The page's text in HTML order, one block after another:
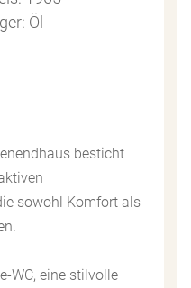
Öl
besticht
sowohl Komfort als
WC, eine stilvolle